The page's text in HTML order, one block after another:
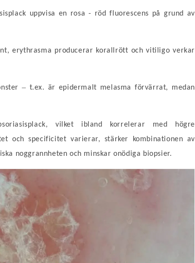
uppvisa en rosa- röd fluorescens på grund av
erythrasma producerar korallrött och vitiligoverkar
– t.ex. är epidermalt melasma förvärrat, medan
vilket ibland korrelerar med högre
och specificitet varierar, stärker kombinationen av
noggrannheten och minskar onödiga biopsier.